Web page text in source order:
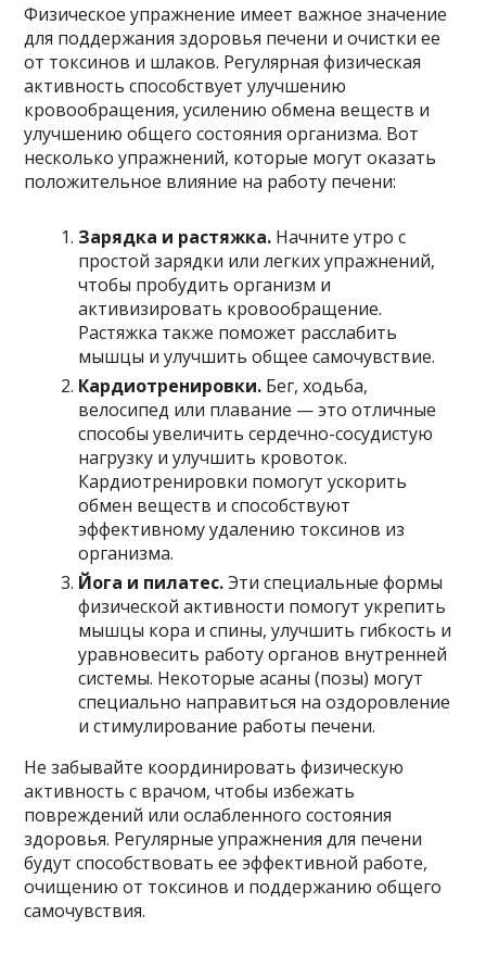
Физическое упражнение имеет важное значение
для поддержания здоровья печени и очистки ее
от токсинов и шлаков. Регулярная физическая
активность способствует улучшению
кровообращения, усилению обмена веществ и
улучшению общего состояния организма. Вот
несколько упражнений, которые могут оказать
положительное влияние на работу печени:
Зарядка и растяжка. Начните утро с
простой зарядки или легких упражнений,
чтобы пробудить организм и
активизировать кровообращение.
Растяжка также поможет расслабить
мышцы и улучшить общее самочувствие.
Кардиотренировки. Бег, ходьба,
велосипед или плавание — это отличные
способы увеличить сердечно-сосудистую
нагрузку и улучшить кровоток.
Кардиотренировки помогут ускорить
обмен веществ и способствуют
эффективному удалению токсинов из
организма.
Йога и пилатес.Эти специальные формы
физической активности помогут укрепить
мышцы кора и спины, улучшить гибкость и
уравновесить работу органов внутренней
системы. Некоторые асаны (позы) могут
специально направиться на оздоровление
и стимулирование работы печени.
Не забывайте координировать физическую
активность с врачом, чтобы избежать
повреждений или ослабленного состояния
здоровья. Регулярные упражнения для печени
будут способствовать ее эффективной работе,
очищению от токсинов и поддержанию общего
самочувствия.